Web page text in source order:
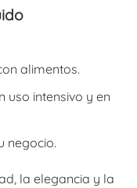
alimentos.
intensivo y en
negocio.
la elegancia y la